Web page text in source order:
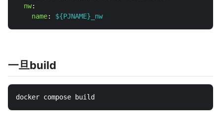
nw:
name: ${PJNAME}_nw
一旦build